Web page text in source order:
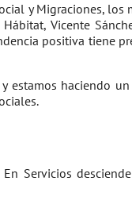
y Migraciones,
Vicente
positiva
haciendo
Servicios